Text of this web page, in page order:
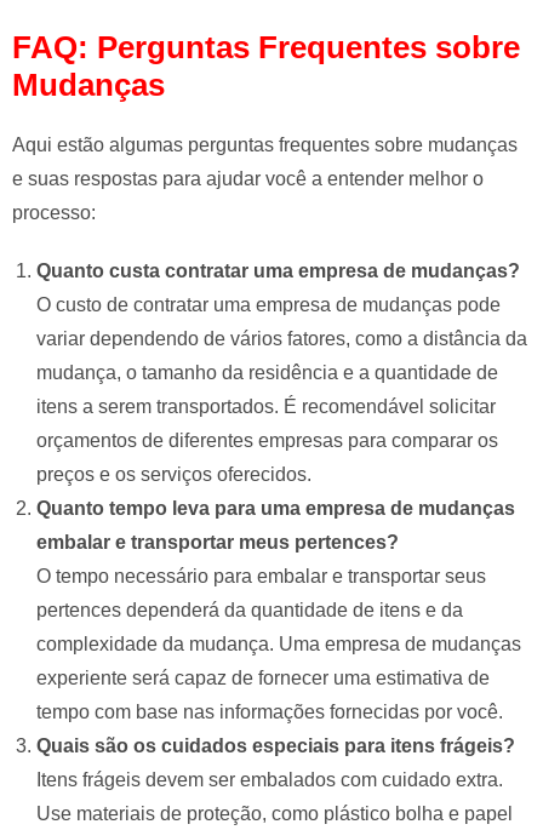
FAQ: Perguntas Frequentes sobre
Mudanças
Aqui estão algumas perguntas frequentes sobre mudanças
e suas respostas para ajudar você a entender melhor o
processo:
Quanto custa contratar uma empresa de mudanças?
O custo de contratar uma empresa de mudanças pode
variar dependendo de vários fatores, como a distância da
mudança, o tamanho da residência e a quantidade de
itens a serem transportados. É recomendável solicitar
orçamentos de diferentes empresas para comparar os
preços e os serviços oferecidos.
Quanto tempo leva para uma empresa de mudanças
embalar e transportar meus pertences?
O tempo necessário para embalar e transportar seus
pertences dependerá da quantidade de itens e da
complexidade da mudança. Uma empresa de mudanças
experiente será capaz de fornecer uma estimativa de
tempo com base nas informações fornecidas por você.
Quais são os cuidados especiais para itens frágeis?
Itens frágeis devem ser embalados com cuidado extra.
Use materiais de proteção, como plástico bolha e papel